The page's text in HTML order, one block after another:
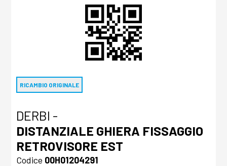
RICAMBIO ORIGINALE
DERBI -
DISTANZIALE GHIERA FISSAGGIO
RETROVISORE EST
Codice 00H01204291